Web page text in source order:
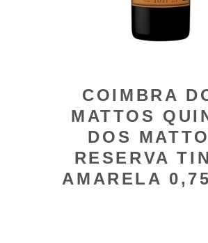
COIMBRA
MATTOS
DOS
RESERVA
AMARELA